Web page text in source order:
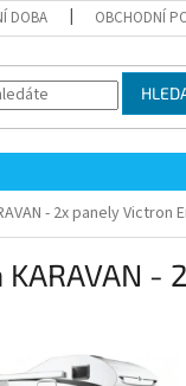
DOBA OBCHODNÍ
- 2x panely Victron
-